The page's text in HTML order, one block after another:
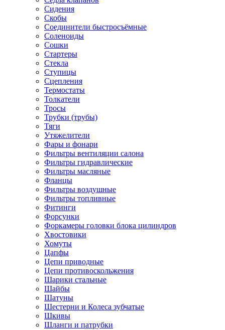
Сидения
Скобы
Соединители быстросъёмные
Соленоиды
Сошки
Стартеры
Стекла
Ступицы
Сцепления
Термостаты
Толкатели
Тросы
Трубки (трубы)
Тяги
Утяжелители
Фары и фонари
Фильтры вентиляции салона
Фильтры гидравлические
Фильтры масляные
Фланцы
Фильтры воздушные
Фильтры топливные
Фитинги
Форсунки
Форкамеры головки блока цилиндров
Хвостовики
Хомуты
Цапфы
Цепи приводные
Цепи противоскольжения
Шарики стальные
Шайбы
Шатуны
Шестерни и Колеса зубчатые
Шкивы
Шланги и патрубки